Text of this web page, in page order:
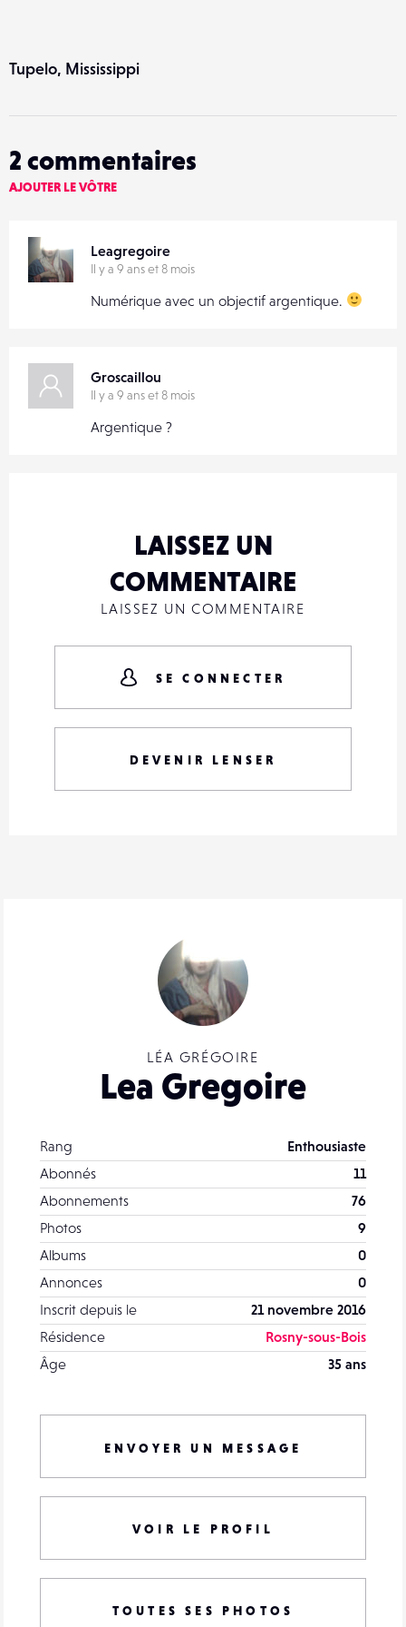
LÉA GRÉGOIRE
Lea Gregoire
Rang
Enthousiaste
Abonnés
11
Abonnements
76
Photos
9
Albums
0
Annonces
0
Inscrit depuis le
21 novembre 2016
Résidence
Rosny-sous-Bois
Âge
35 ans
ENVOYER UN MESSAGE
VOIR LE PROFIL
TOUTES SES PHOTOS
Tupelo, Mississippi
2 commentaires
AJOUTER LE VÔTRE
Leagregoire
Il y a 9 ans et 8 mois
Numérique avec un objectif argentique.
Groscaillou
Il y a 9 ans et 8 mois
Argentique ?
LAISSEZ UN
COMMENTAIRE
LAISSEZ UN COMMENTAIRE
SE CONNECTER
DEVENIR LENSER